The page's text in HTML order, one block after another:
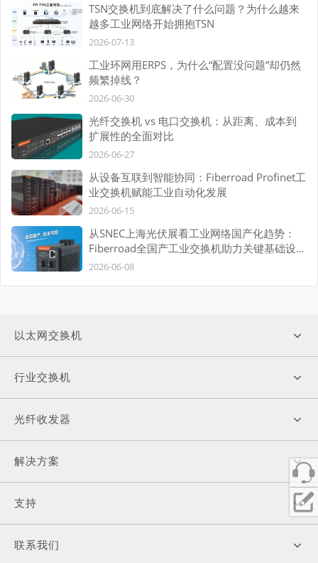
TSN交换机到底解决了什么问题？为什么越来
越多工业网络开始拥抱TSN
2026-07-13
工业环网用ERPS，为什么“配置没问题”却仍然
频繁掉线？
2026-06-30
光纤交换机 vs 电口交换机：从距离、成本到
扩展性的全面对比
2026-06-27
从设备互联到智能协同：Fiberroad Profinet工
业交换机赋能工业自动化发展
2026-06-15
从SNEC上海光伏展看工业网络国产化趋势：
Fiberroad全国产工业交换机助力关键基础设施
自主可控
2026-06-08
以太网交换机
行业交换机
光纤收发器
解决方案
支持
联系我们